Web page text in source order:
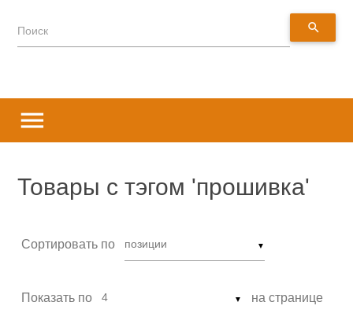
Поиск search
menu
Товары с тэгом 'прошивка'
Сортировать по ▼
Показать по ▼ на странице